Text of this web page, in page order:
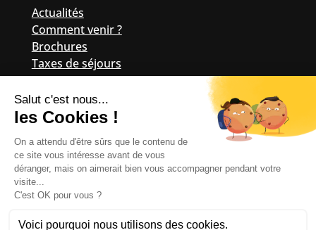
Actualités
Comment venir ?
Brochures
Taxes de séjours